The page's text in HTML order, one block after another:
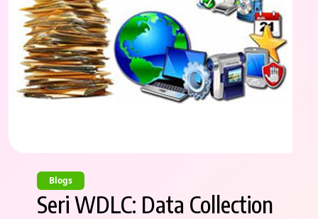
Blogs
Seri WDLC: Data Collection